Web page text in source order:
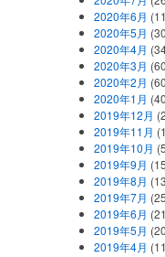
2020年6月
2020年5月
2020年4月
2020年3月
2020年2月
2020年1月
2019年12月
2019年11月
2019年10月
2019年9月
2019年8月
2019年7月
2019年6月
2019年5月
2019年4月